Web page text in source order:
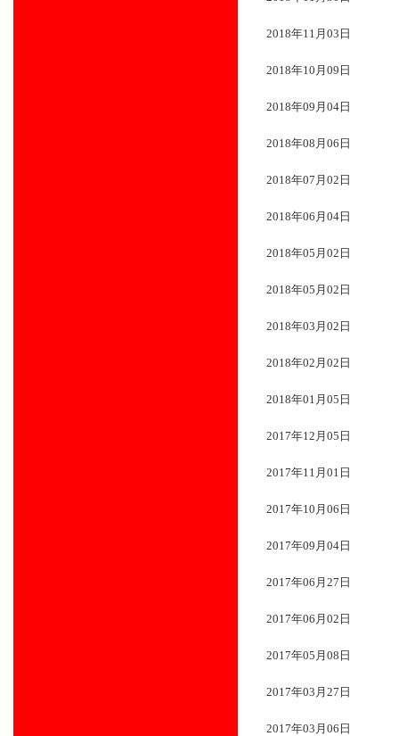
2018年11月03日
2018年10月09日
2018年09月04日
2018年08月06日
2018年07月02日
2018年06月04日
2018年05月02日
2018年05月02日
2018年03月02日
2018年02月02日
2018年01月05日
2017年12月05日
2017年11月01日
2017年10月06日
2017年09月04日
2017年06月27日
2017年06月02日
2017年05月08日
2017年03月27日
2017年03月06日